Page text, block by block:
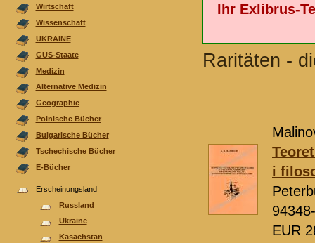
Wirtschaft
Wissenschaft
UKRAINE
GUS-Staate
Medizin
Alternative Medizin
Geographie
Polnische Bücher
Bulgarische Bücher
Tschechische Bücher
E-Bücher
Erscheinungsland
Russland
Ukraine
Kasachstan
Ihr Exlibrus-
Raritäten -
i
EUR